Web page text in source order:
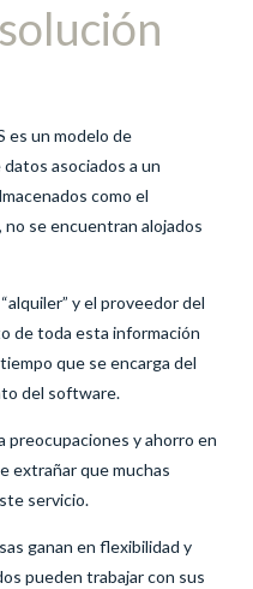
es un modelo de
asociados a un
como el
se encuentran alojados
y el proveedor del
de toda esta información
que se encarga del
del software.
preocupaciones y ahorro en
extrañar que muchas
servicio.
ganan en flexibilidad y
pueden trabajar con sus